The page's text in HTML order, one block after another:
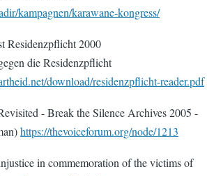
kampagnen/karawane-kongress/
Residenzpflicht 2000
die Residenzpflicht
download/residenzpflicht-reader.pdf
- Break the Silence Archives 2005 -
https://thevoiceforum.org/node/1213
in commemoration of the victims of